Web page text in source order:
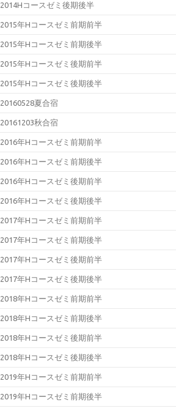
2014Hコースゼミ後期後半
2015年Hコースゼミ前期前半
2015年Hコースゼミ前期後半
2015年Hコースゼミ後期前半
2015年Hコースゼミ後期後半
20160528夏合宿
20161203秋合宿
2016年Hコースゼミ前期前半
2016年Hコースゼミ前期後半
2016年Hコースゼミ後期前半
2016年Hコースゼミ後期後半
2017年Hコースゼミ前期前半
2017年Hコースゼミ前期後半
2017年Hコースゼミ後期前半
2017年Hコースゼミ後期後半
2018年Hコースゼミ前期前半
2018年Hコースゼミ前期後半
2018年Hコースゼミ後期前半
2018年Hコースゼミ後期後半
2019年Hコースゼミ前期前半
2019年Hコースゼミ前期後半